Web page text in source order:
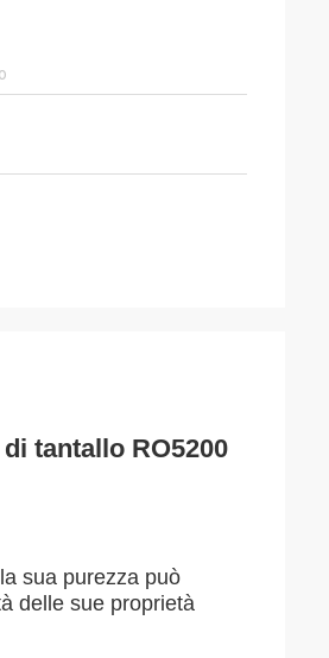
tantallo RO5200
sua purezza può
delle sue proprietà